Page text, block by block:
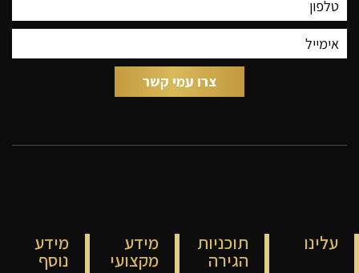
עלינו תוכניות
הגירה
מידע
מקצועי
מידע
נוסף